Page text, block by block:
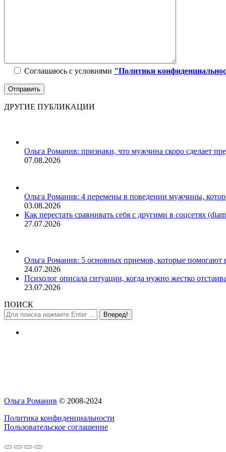
Соглашаюсь с условиями "Политики
ДРУГИЕ ПУБЛИКАЦИИ
Ольга Романив: признаки, что мужчина скоро сделает
07.08.2026
Ольга Романив: 4 перемены в поведении мужчины,
03.08.2026
Как перестать сравнивать себя с другими в соцсетях
27.07.2026
Ольга Романив: 5 основных приемов, которые помогают
24.07.2026
Психолог описала ситуации, когда нужно жестко
23.07.2026
ПОИСК
Поиск:
Ольга Романив © 2008-2024
Политика конфиденциальности
Пользовательское соглашение
Вверх